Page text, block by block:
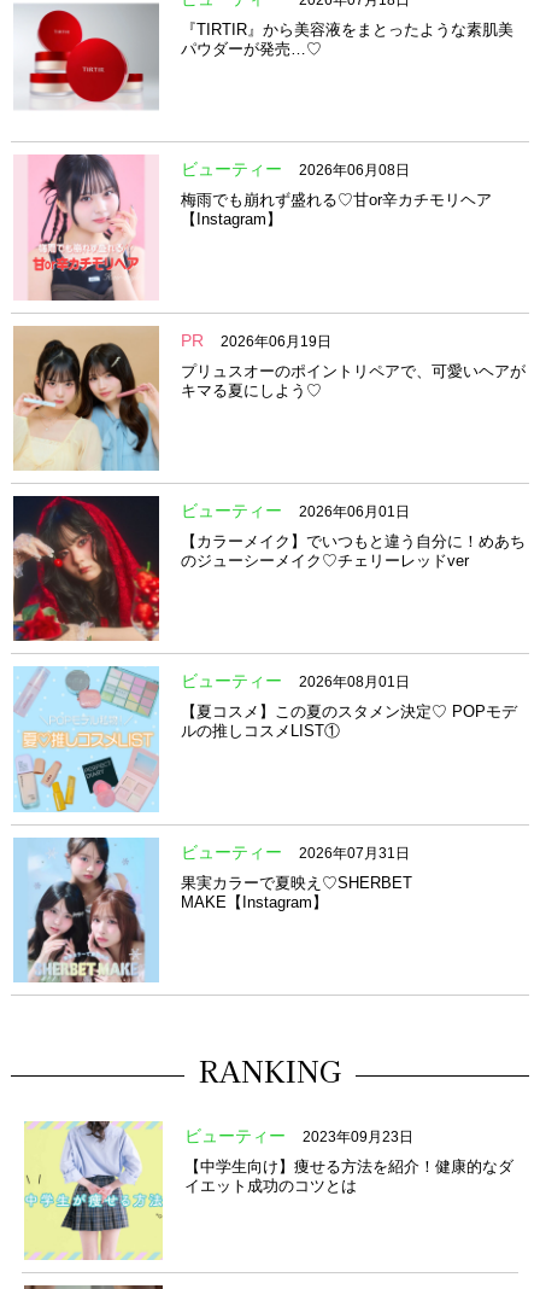
『TIRTIR』から美容液をまとったような素肌美
パウダーが発売…♡
ビューティー 2026年06月08日
梅雨でも崩れず盛れる♡甘or辛カチモリヘア
【Instagram】
PR 2026年06月19日
プリュスオーのポイントリペアで、可愛いヘアが
キマる夏にしよう♡
ビューティー 2026年06月01日
【カラーメイク】でいつもと違う自分に！めあち
のジューシーメイク♡チェリーレッドver
ビューティー 2026年08月01日
【夏コスメ】この夏のスタメン決定♡ POPモデ
ルの推しコスメLIST①
ビューティー 2026年07月31日
果実カラーで夏映え♡SHERBET
MAKE【Instagram】
RANKING
ビューティー 2023年09月23日
【中学生向け】痩せる方法を紹介！健康的なダ
イエット成功のコツとは